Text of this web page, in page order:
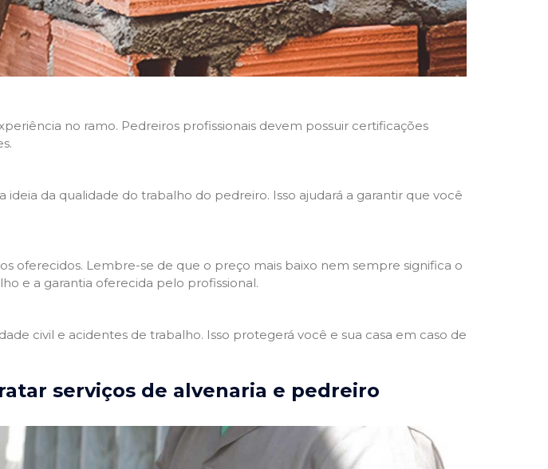
no ramo. Pedreiros profissionais devem possuir certificações
da qualidade do trabalho do pedreiro. Isso ajudará a garantir que você
oferecidos. Lembre-se de que o preço mais baixo nem sempre significa o
e a garantia oferecida pelo profissional.
civil e acidentes de trabalho. Isso protegerá você e sua casa em caso de
serviços de alvenaria e pedreiro